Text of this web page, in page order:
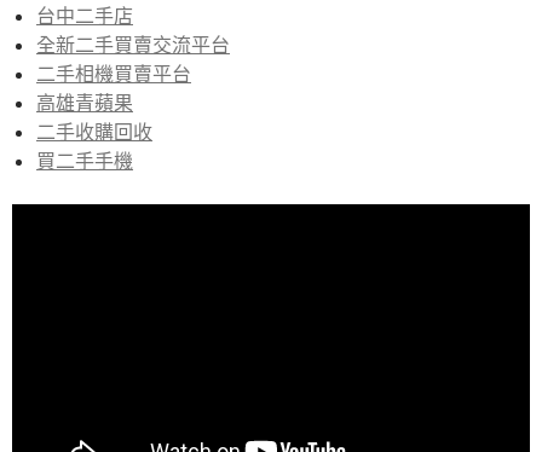
台中二手店
全新二手買賣交流平台
二手相機買賣平台
高雄青蘋果
二手收購回收
買二手手機